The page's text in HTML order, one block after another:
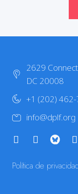
2629
DC 20008
+1 (202) 462-
info@dplf.org
Política de